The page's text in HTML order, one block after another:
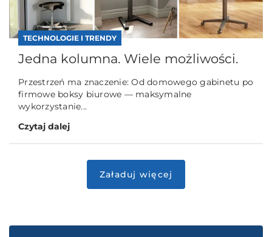
TECHNOLOGIE I TRENDY
Jedna kolumna. Wiele możliwości.
Przestrzeń ma znaczenie: Od domowego gabinetu po
firmowe boksy biurowe — maksymalne
wykorzystanie...
Czytaj dalej